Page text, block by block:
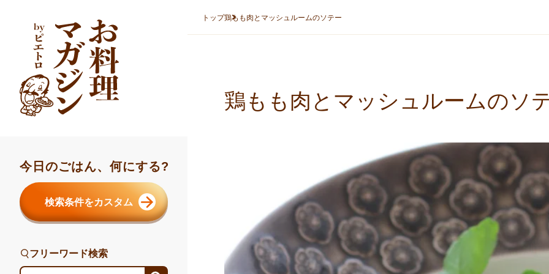
今日のごはん、何にする?
検索条件をカスタム
フリーワード検索
トップ鶏もも肉とマッシュルームのソテー
鶏もも肉とマッシュルームのソ